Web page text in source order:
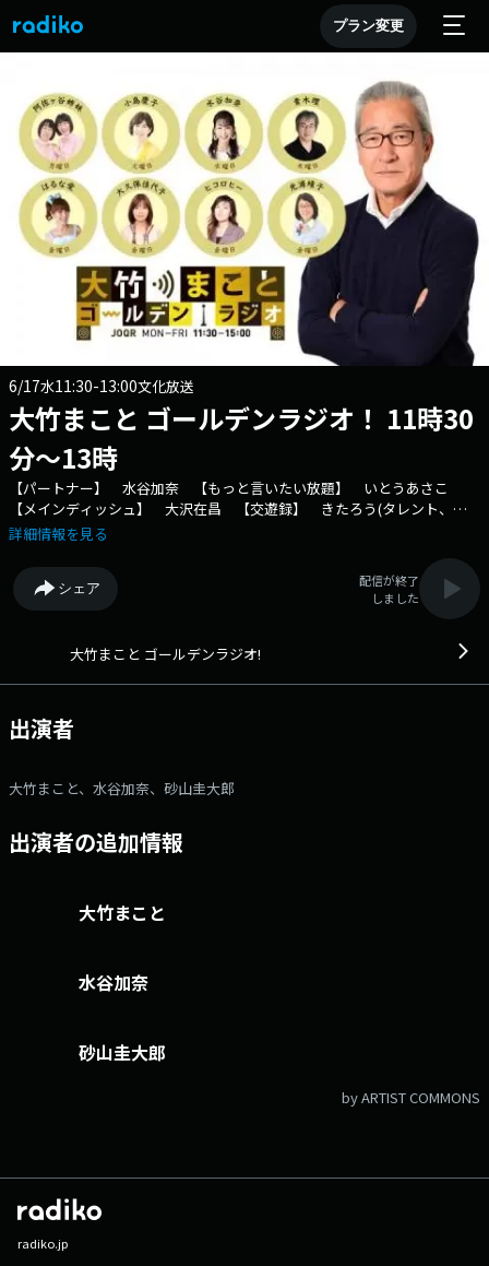
プラン変更
6/17水11:30-13:00文化放送
大竹まこと ゴールデンラジオ！ 11時30
分～13時
【パートナー】 水谷加奈 【もっと言いたい放題】 いとうあさこ
【メインディッシュ】 大沢在昌 【交遊録】 きたろう(タレント、俳
優) 番組メールフォーム： https://form.run/@golden X（旧
は「https://www.facebook.com/1134golden/」 “面白い”けれ
ど”真剣に”、”くだらない”けれど”正直に”。 価値観の急激な変化が迫ら
れている今。 様々な歪みが生じ、いろいろな事件、難解な問題が日々起
化、・・・、細部では、コミュニケーションから生じる様々な事件、コン
考え、行動する事です。 「大竹まことゴールデンラジオ！」は、”大竹
まこと同世代”を中心に、全世代の男女に向けてお送りします。 厳しい
と、素敵に生きることを提案、日々変化するニュースを扱いながら、エン
タテインメントの心を忘れずに、”筋”の通った本気の発言をしてゆきま
golden@joqr.net 文化放送公式X（旧Twitter）アカウントは
「https://www.facebook.com/1134joqr」 文化放送公式LINEは
「@joqr_916」
詳細情報を見る
シェア
配信が終了
しました
大竹まこと ゴールデンラジオ!
出演者
大竹まこと、水谷加奈、砂山圭大郎
出演者の追加情報
大竹まこと
水谷加奈
砂山圭大郎
by ARTIST COMMONS
radiko.jp